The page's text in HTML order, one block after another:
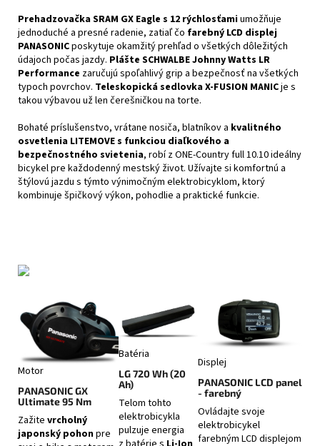
Prehadzovačka SRAM GX Eagle s 12 rýchlosťamiumožňuje
jednoduché a presné radenie, zatiaľ čo farebný LCD displej
PANASONICposkytuje okamžitý prehľad o všetkých dôležitých
údajoch počas jazdy. Plášte SCHWALBE Johnny Watts LR
Performance zaručujú spoľahlivý grip a bezpečnosť na všetkých
typoch povrchov. Teleskopická sedlovka X-FUSION MANICje s
takou výbavou už len čerešničkou na torte.
Bohaté príslušenstvo, vrátane nosiča, blatníkov a kvalitného
osvetlenia LITEMOVE s funkciou diaľkového a
bezpečnostného svietenia, robí z ONE-Country full 10.10 ideálny
bicykel pre každodenný mestský život. Užívajte si komfortnú a
štýlovú jazdu s týmto výnimočným elektrobicyklom, ktorý
kombinuje špičkový výkon, pohodlie a praktické funkcie.
Motor
PANASONIC GX
Ultimate 95 Nm
Zažite vrcholný
japonský pohonpre
Batéria
LG 720 Wh (20
Ah)
Telom tohto
elektrobicykla
pulzuje energia
Displej
PANASONIC LCD panel
- farebný
Ovládajte svoje
elektrobicykel
farebným LCD displejom